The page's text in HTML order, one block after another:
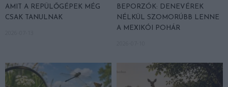
AMIT A REPÜLŐGÉPEK MÉG
CSAK TANULNAK
BEPORZÓK: DENEVÉREK
NÉLKÜL SZOMORÚBB LENNE
A MEXIKÓI POHÁR